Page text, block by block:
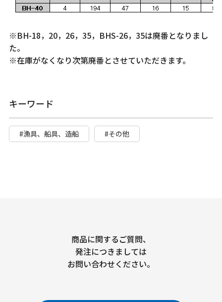
※BH-18，20，26，35，BHS-26，35は廃番となりまし
た。
※在庫がなくなり次第廃番とさせていただきます。
キーワード
#漁具、船具、造船 #その他
商品に関するご質問、
発注につきましては
お問い合わせください。